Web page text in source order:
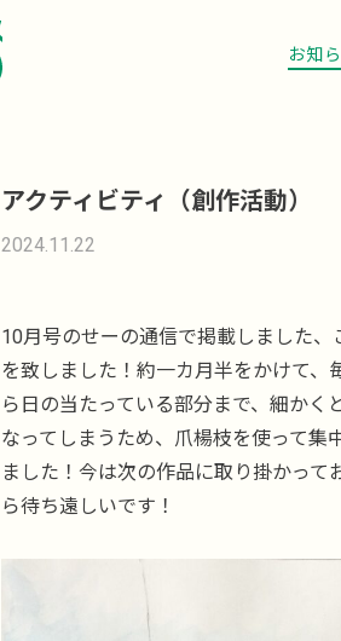
お知
アクティビティ（創作活動）
2024.11.22
10月号のせーの通信で掲載しました
を致しました！約一カ月半をかけて
ら日の当たっている部分まで、細かく
なってしまうため、爪楊枝を使って集
ました！今は次の作品に取り掛かっ
ら待ち遠しいです！